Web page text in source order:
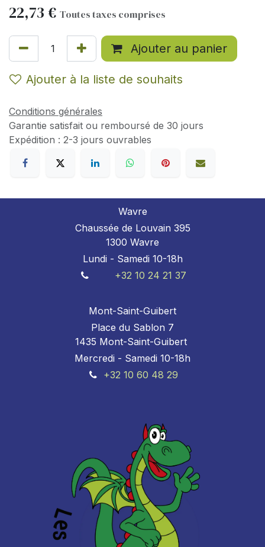
22,73 € Toutes taxes comprises
Ajouter au panier
Ajouter à la liste de souhaits
Conditions générales
Garantie satisfait ou remboursé de 30 jours
Expédition : 2-3 jours ouvrables
Wavre
Chaussée de Louvain 395
1300 Wavre
Lundi - Samedi 10-18h
+32 10 24 21 37
Mont-Saint-Guibert
Place du Sablon 7
1435 Mont-Saint-Guibert
Mercredi - Samedi 10-18h
+32 10 60 48 29